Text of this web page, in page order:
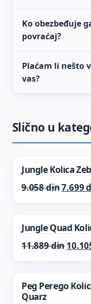
Ko obezbeđuje
povraćaj?
Plaćam li nešto
vas?
Slično u
Jungle Kolica
9.058din7.699
Jungle Quad
11.889din
Peg Perego
Quarz